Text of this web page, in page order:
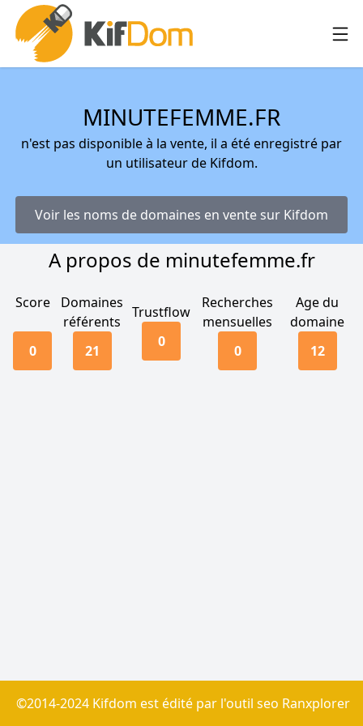
MINUTEFEMME.FR
n'est pas disponible à la vente, il a été enregistré par
un utilisateur de Kifdom.
Voir les noms de domaines en vente sur Kifdom
A propos de minutefemme.fr
Score
0
Domaines
référents
21
Trustflow
0
Recherches
mensuelles
0
Age du
domaine
12
©2014-2024 Kifdom est édité par l'outil seo Ranxplorer